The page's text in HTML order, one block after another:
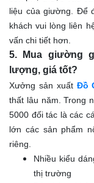
liệu của giường. Để
khách vui lòng liên
vấn chi tiết hơn.
5. Mua giường
lượng, giá tốt?
Xưởng sản xuất Đồ
thất lâu năm. Trong
5000 đối tác là các
lớn các sản phẩm
riêng.
Nhiều kiểu
thị trường